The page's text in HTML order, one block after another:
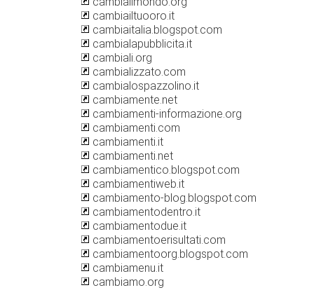
cambiailtuooro.it
cambiaitalia.blogspot.com
cambialapubblicita.it
cambiali.org
cambializzato.com
cambialospazzolino.it
cambiamente.net
cambiamenti-informazione.org
cambiamenti.com
cambiamenti.it
cambiamenti.net
cambiamentico.blogspot.com
cambiamentiweb.it
cambiamento-blog.blogspot.com
cambiamentodentro.it
cambiamentodue.it
cambiamentoerisultati.com
cambiamentoorg.blogspot.com
cambiamenu.it
cambiamo.org